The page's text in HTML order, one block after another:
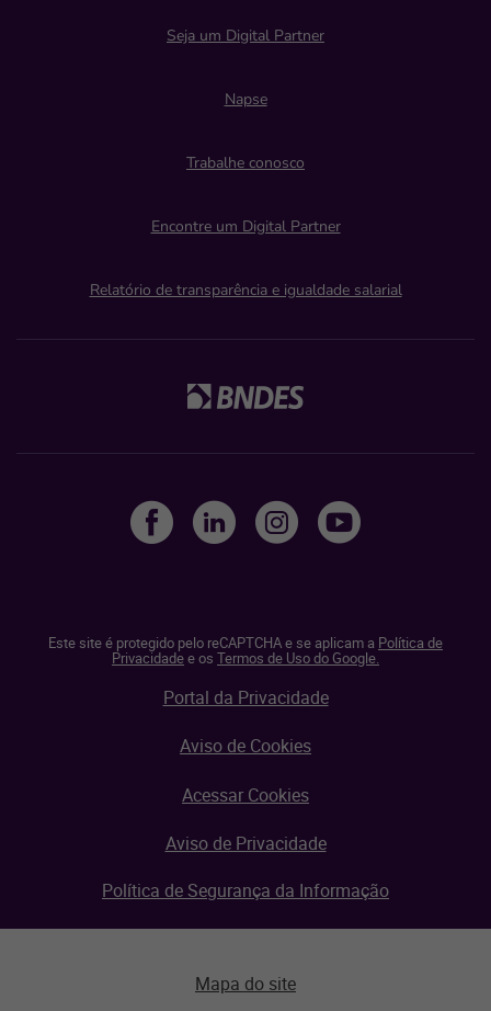
Seja um Digital Partner
Napse
Trabalhe conosco
Encontre um Digital Partner
Relatório de transparência e igualdade salarial
Este site é protegido pelo reCAPTCHA e se aplicam a Política de
Privacidadee os Termos de Uso do Google.
Portal da Privacidade
Aviso de Cookies
Acessar Cookies
Aviso de Privacidade
Política de Segurança da Informação
Mapa do site